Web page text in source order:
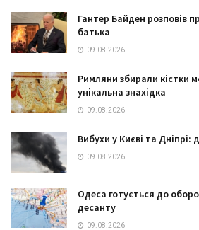
Гантер Байден розповів
батька
09.08.2026
Римляни збирали кістки
унікальна знахідка
09.08.2026
Вибухи у Києві та Дніпрі:
09.08.2026
Одеса готується до
десанту
09.08.2026